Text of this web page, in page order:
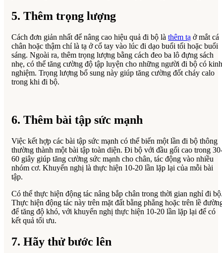
5. Thêm trọng lượng
Cách đơn giản nhất để nâng cao hiệu quả đi bộ là thêm tạ ở mắt cá
chân hoặc thậm chí là tạ ở cổ tay vào lúc đi dạo buổi tối hoặc buổi
sáng. Ngoài ra, thêm trọng lượng bằng cách đeo ba lô đựng sách
nhẹ, có thể tăng cường độ tập luyện cho những người đi bộ có kinh
nghiệm. Trọng lượng bổ sung này giúp tăng cường đốt cháy calo
trong khi đi bộ.
6. Thêm bài tập sức mạnh
Việc kết hợp các bài tập sức mạnh có thể biến một lần đi bộ thông
thường thành một bài tập toàn diện. Đi bộ với đầu gối cao trong
60 giây giúp tăng cường sức mạnh cho chân, tác động vào nhiều
nhóm cơ. Khuyến nghị là thực hiện 10-20 lần lặp lại của mỗi bài
tập.
Có thể thực hiện động tác nâng bắp chân trong thời gian nghỉ đi
Thực hiện động tác này trên mặt đất bằng phẳng hoặc trên lề
để tăng độ khó, với khuyến nghị thực hiện 10-20 lần lặp lại để có
kết quả tối ưu.
7. Hãy thử bước lên